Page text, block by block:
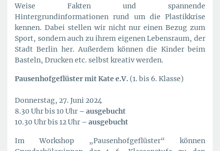
Weise Fakten und spannende
Hintergrundinformationen rund um die Plastikkrise
kennen. Dabei stellen wir nicht nur einen Bezug zum
Sport, sondern auch zu ihrem eigenen Lebensraum, der
Stadt Berlin her. Außerdem können die Kinder beim
Basteln, Drucken etc. selbst kreativ werden.
Pausenhofgeflüster mit Kate e.V. (1. bis 6. Klasse)
Donnerstag, 27. Juni 2024
8.30 Uhr bis 10 Uhr – ausgebucht
10.30 Uhr bis 12 Uhr – ausgebucht
Im Workshop „Pausenhofgeflüster“ können